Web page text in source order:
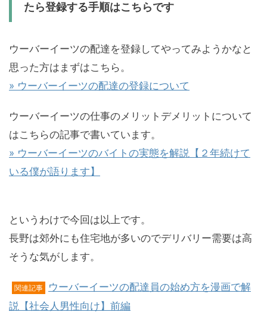
たら登録する手順はこちらです
ウーバーイーツの配達を登録してやってみようかなと
思った方はまずはこちら。
» ウーバーイーツの配達の登録について
ウーバーイーツの仕事のメリットデメリットについて
はこちらの記事で書いています。
» ウーバーイーツのバイトの実態を解説【２年続けて
いる僕が語ります】
というわけで今回は以上です。
長野は郊外にも住宅地が多いのでデリバリー需要は高
そうな気がします。
関連記事
ウーバーイーツの配達員の始め方を漫画で解
説【社会人男性向け】前編